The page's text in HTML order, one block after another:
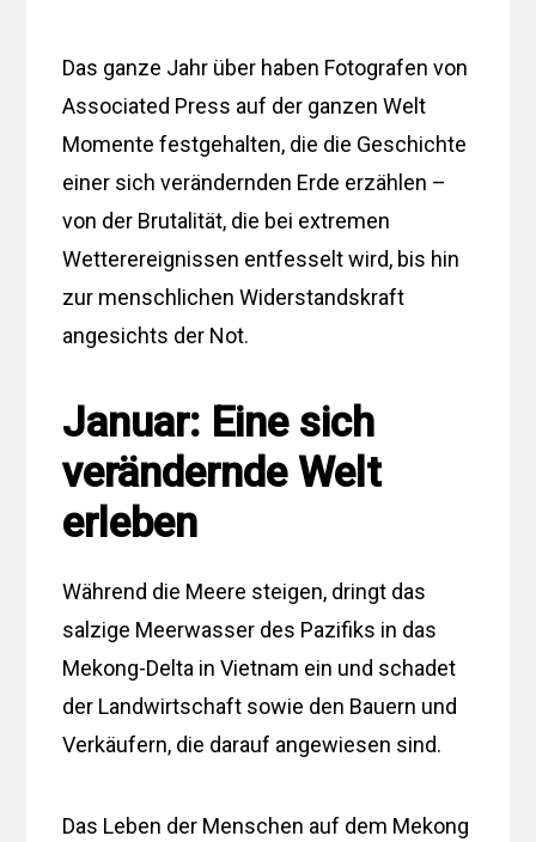
Das ganze Jahr über haben Fotografen von
Associated Press auf der ganzen Welt
Momente festgehalten, die die Geschichte
einer sich verändernden Erde erzählen –
von der Brutalität, die bei extremen
Wetterereignissen entfesselt wird, bis hin
zur menschlichen Widerstandskraft
angesichts der Not.
Januar: Eine sich
verändernde Welt
erleben
Während die Meere steigen, dringt das
salzige Meerwasser des Pazifiks in das
Mekong-Delta in Vietnam ein und schadet
der Landwirtschaft sowie den Bauern und
Verkäufern, die darauf angewiesen sind.
Das Leben der Menschen auf dem Mekong